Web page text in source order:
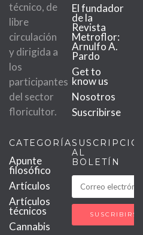
técnico, de
libre
circulación
y dirigida a
los
participantes
del sector
floricultor.
El fundador
de la
Revista
Metroflor:
Arnulfo A.
Pardo
Get to
know us
Nosotros
Suscribirse
CATEGORÍAS
Apunte
filosófico
Artículos
Artículos
técnicos
Cannabis
SUSCRIPCIÓN
AL
BOLETÍN